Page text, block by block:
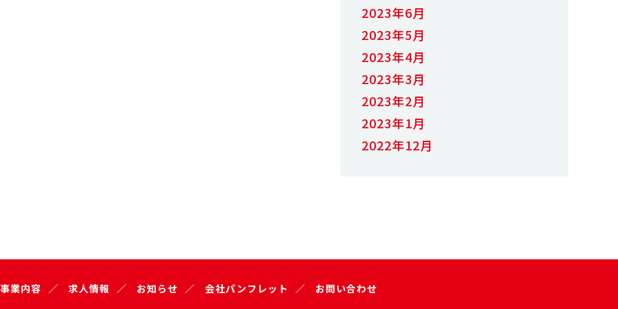
2023年6月
2023年5月
2023年4月
2023年3月
2023年2月
2023年1月
2022年12月
事業内容 求人情報 お知らせ 会社パンフレット お問い合わせ